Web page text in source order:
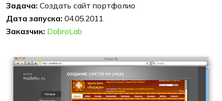
Задача: Создать сайт портфолио
Дата запуска: 04.05.2011.
Заказчик: DobroLab